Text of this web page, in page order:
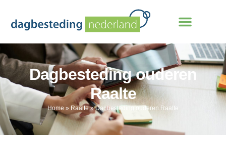
Dagbesteding ouderen
Raalte
Home » Raalte»Dagbesteding ouderen Raalte